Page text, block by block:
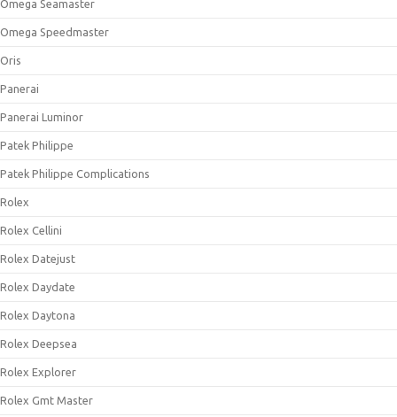
Omega Seamaster
Omega Speedmaster
Oris
Panerai
Panerai Luminor
Patek Philippe
Patek Philippe Complications
Rolex
Rolex Cellini
Rolex Datejust
Rolex Daydate
Rolex Daytona
Rolex Deepsea
Rolex Explorer
Rolex Gmt Master